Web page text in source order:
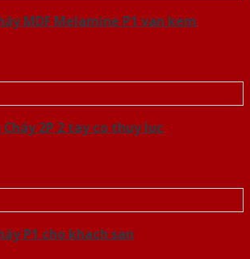
MDF Melamine P1 van kem
Cháy 2P 2 tay co thuy luc
P1 cho khach san